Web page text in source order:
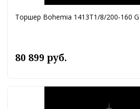
Торшер Bohemia 1413T1/8/200-160 G
80 899 руб.